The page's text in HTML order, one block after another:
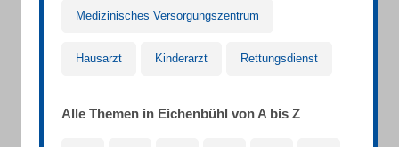
Medizinisches Versorgungszentrum
Hausarzt Kinderarzt Rettungsdienst
Alle Themen in Eichenbühl von A bis Z